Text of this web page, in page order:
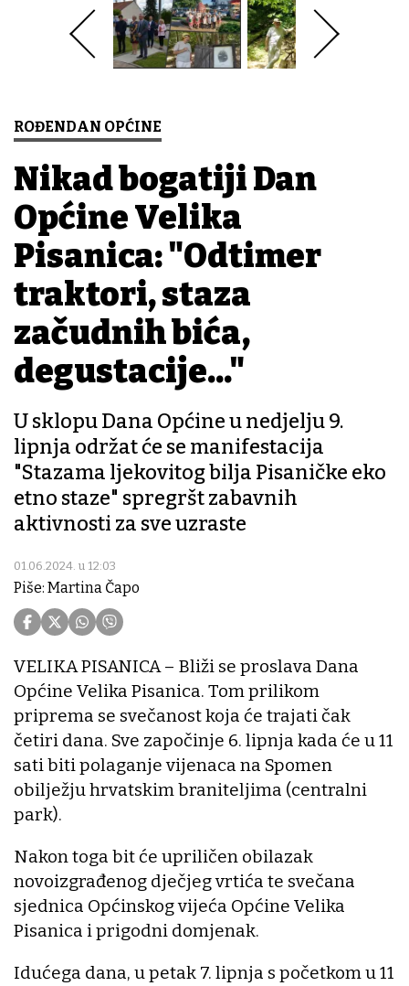
ROĐENDAN OPĆINE
Nikad bogatiji Dan
Općine Velika
Pisanica: "Odtimer
traktori, staza
začudnih bića,
degustacije..."
U sklopu Dana Općine u nedjelju 9.
lipnja održat će se manifestacija
"Stazama ljekovitog bilja Pisaničke eko
etno staze" spregršt zabavnih
aktivnosti za sve uzraste
01.06.2024. u 12:03
Piše: Martina Čapo
VELIKA PISANICA – Bliži se proslava Dana
Općine Velika Pisanica. Tom prilikom
priprema se svečanost koja će trajati čak
četiri dana. Sve započinje 6. lipnja kada će u 11
sati biti polaganje vijenaca na Spomen
obilježju hrvatskim braniteljima (centralni
park).
Nakon toga bit će upriličen obilazak
novoizgrađenog dječjeg vrtića te svečana
sjednica Općinskog vijeća Općine Velika
Pisanica i prigodni domjenak.
Idućega dana, u petak 7. lipnja s početkom u 11